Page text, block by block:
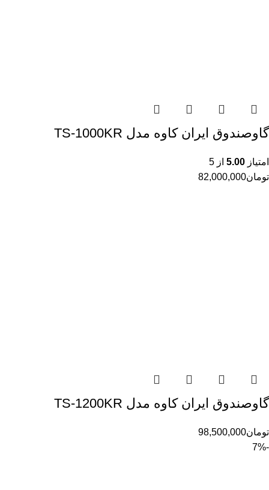
گاوصندوق ایران کاوه مدل TS-1000KR
امتیاز 5.00 از 5
تومان82,000,000
گاوصندوق ایران کاوه مدل TS-1200KR
تومان98,500,000
-7%